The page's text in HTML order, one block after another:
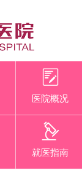
医院概况
就医指南